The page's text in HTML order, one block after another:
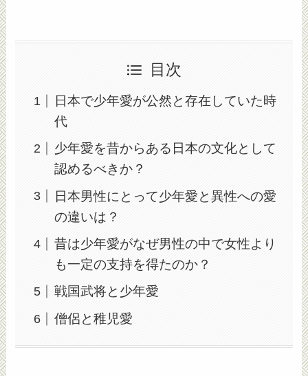
目次
日本で少年愛が公然と存在していた時
代
少年愛を昔からある日本の文化として
認めるべきか？
日本男性にとって少年愛と異性への愛
の違いは？
昔は少年愛がなぜ男性の中で女性より
も一定の支持を得たのか？
戦国武将と少年愛
僧侶と稚児愛